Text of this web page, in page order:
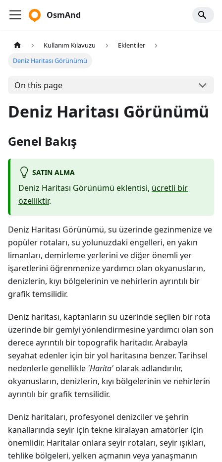
OsmAnd
Kullanım Kılavuzu
Eklentiler
Deniz Haritası Görünümü
On this page
Deniz Haritası Görünümü
Genel Bakış
SATIN ALMA
Deniz Haritası Görünümü eklentisi, ücretli bir
özelliktir.
Deniz Haritası Görünümü, su üzerinde gezinmenize ve
popüler rotaları, su yolunuzdaki engelleri, en yakın
limanları, demirleme yerlerini ve diğer önemli yer
işaretlerini öğrenmenize yardımcı olan okyanusların,
denizlerin, kıyı bölgelerinin ve nehirlerin ayrıntılı bir
grafik temsilidir.
Deniz haritası, kaptanların su üzerinde seçilen bir rota
üzerinde bir gemiyi yönlendirmesine yardımcı olan son
derece ayrıntılı bir topografik haritadır. Arabayla
seyahat edenler için bir yol haritasına benzer. Tarihsel
nedenlerle genellikle 'Harita'olarak adlandırılır,
okyanusların, denizlerin, kıyı bölgelerinin ve nehirlerin
ayrıntılı bir grafik temsilidir.
Deniz haritaları, profesyonel denizciler ve şehrin
kanallarında seyir için tekne kiralayan amatörler için
önemlidir. Haritalar onlara seyir rotaları, seyir ışıkları,
tehlike bölgeleri, yelken açmanın veya yanaşmanın